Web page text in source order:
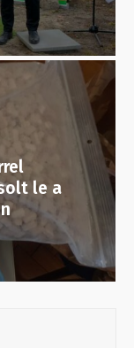
le a